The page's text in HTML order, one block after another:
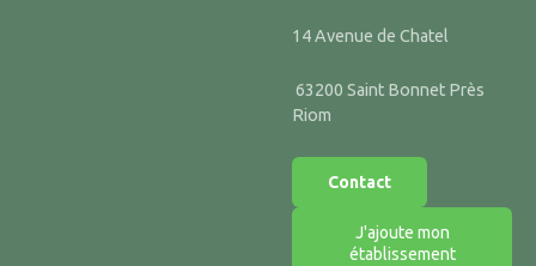
14 Avenue de Chatel
63200 Saint Bonnet Près
Riom
Contact
J'ajoute mon
établissement